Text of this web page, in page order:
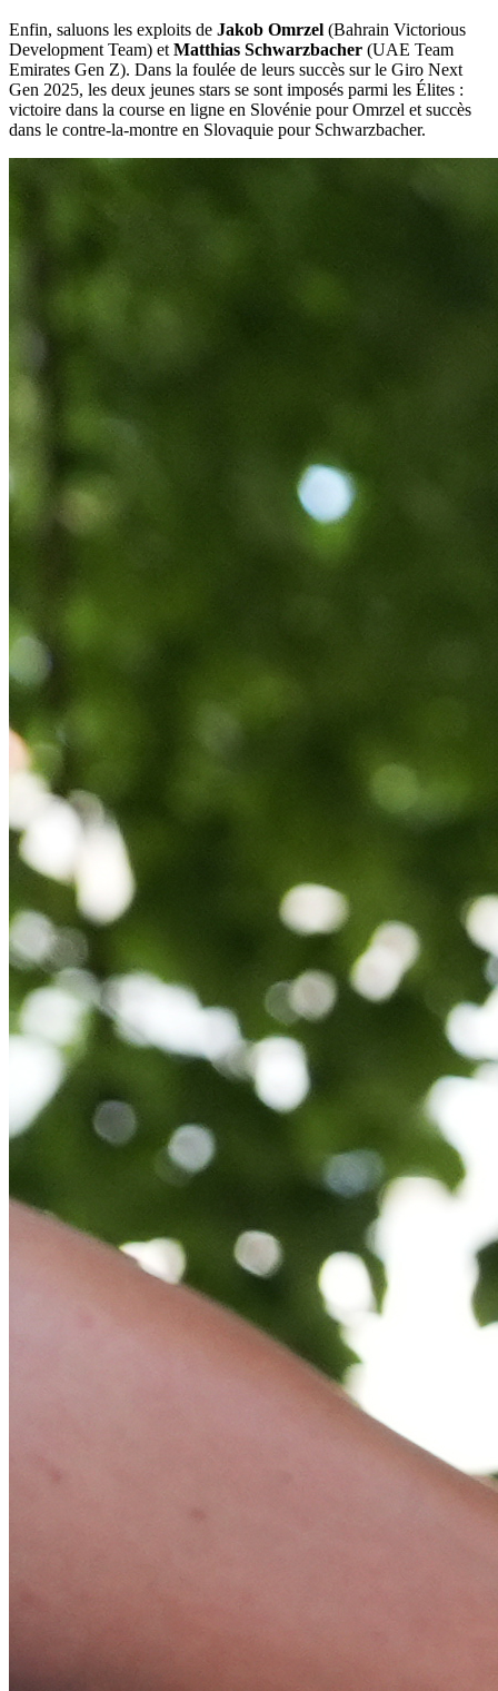
Enfin, saluons les exploits de Jakob Omrzel (Bahrain Victorious
Development Team) et Matthias Schwarzbacher (UAE Team
Emirates Gen Z). Dans la foulée de leurs succès sur le Giro Next
Gen 2025, les deux jeunes stars se sont imposés parmi les Élites :
victoire dans la course en ligne en Slovénie pour Omrzel et succès
dans le contre-la-montre en Slovaquie pour Schwarzbacher.